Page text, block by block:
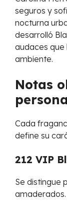
seguros y
nocturna
desarrolló
audaces que
ambiente.
Notas
Cada
define su
212 VIP
Se distingue
amaderados.